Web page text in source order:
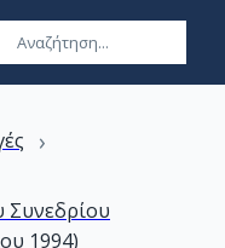
›
Συνεδρίου
1994)